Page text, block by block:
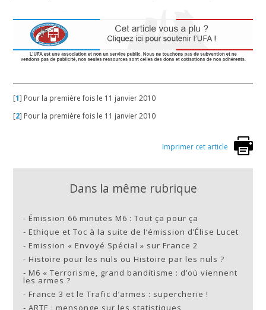
[1] Pour la première fois le 11 janvier 2010
[2] Pour la première fois le 11 janvier 2010
Imprimer cet article
Dans la même rubrique
-Émission 66 minutes M6 : Tout ça pour ça
-Ethique et Toc à la suite de l’émission d’Élise Lucet
-Emission « Envoyé Spécial » sur France 2
-Histoire pour les nuls ou Histoire par les nuls ?
-M6 « Terrorisme, grand banditisme : d’où viennent
les armes ?
-France 3 et le Trafic d’armes : supercherie !
-ARTE : mensonge sur les statistiques